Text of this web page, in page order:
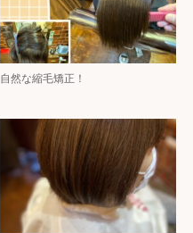
自然な縮毛矯正！